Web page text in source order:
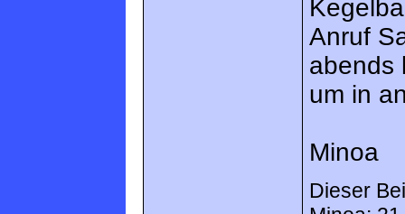
Anruf
abends
um in
Minoa
Dieser